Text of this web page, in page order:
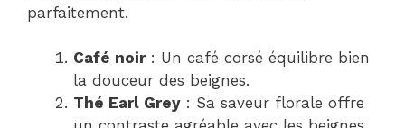
parfaitement.
Café noir: Un café corsé équilibre bien
la douceur des beignes.
Thé Earl Grey : Sa saveur florale offre